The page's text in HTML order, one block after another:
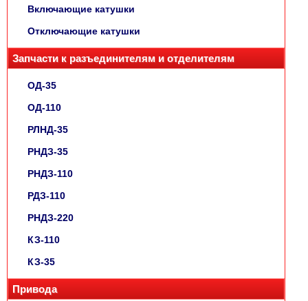
Включающие катушки
Отключающие катушки
Запчасти к разъединителям и отделителям
ОД-35
ОД-110
РЛНД-35
РНДЗ-35
РНДЗ-110
РДЗ-110
РНДЗ-220
КЗ-110
КЗ-35
Привода